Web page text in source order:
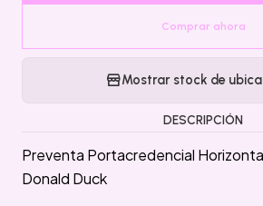
Comprar ahora
Mostrar stock de
DESCRIPCIÓN
Preventa Portacredencial
Donald Duck